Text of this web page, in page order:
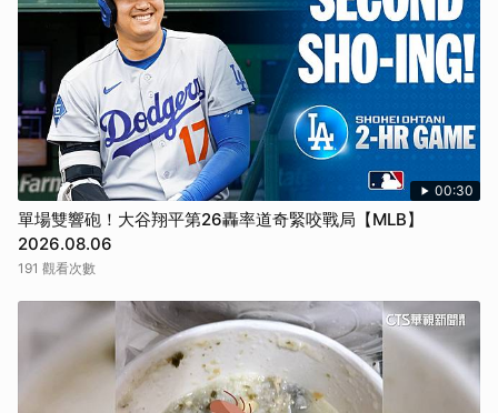
00:30
單場雙響砲！大谷翔平第26轟率道奇緊咬戰局【MLB】
2026.08.06
191 觀看次數